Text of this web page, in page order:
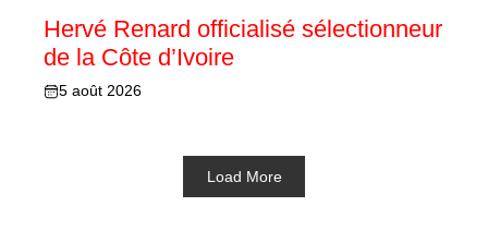
Hervé Renard officialisé sélectionneur
de la Côte d’Ivoire
5 août 2026
Load More